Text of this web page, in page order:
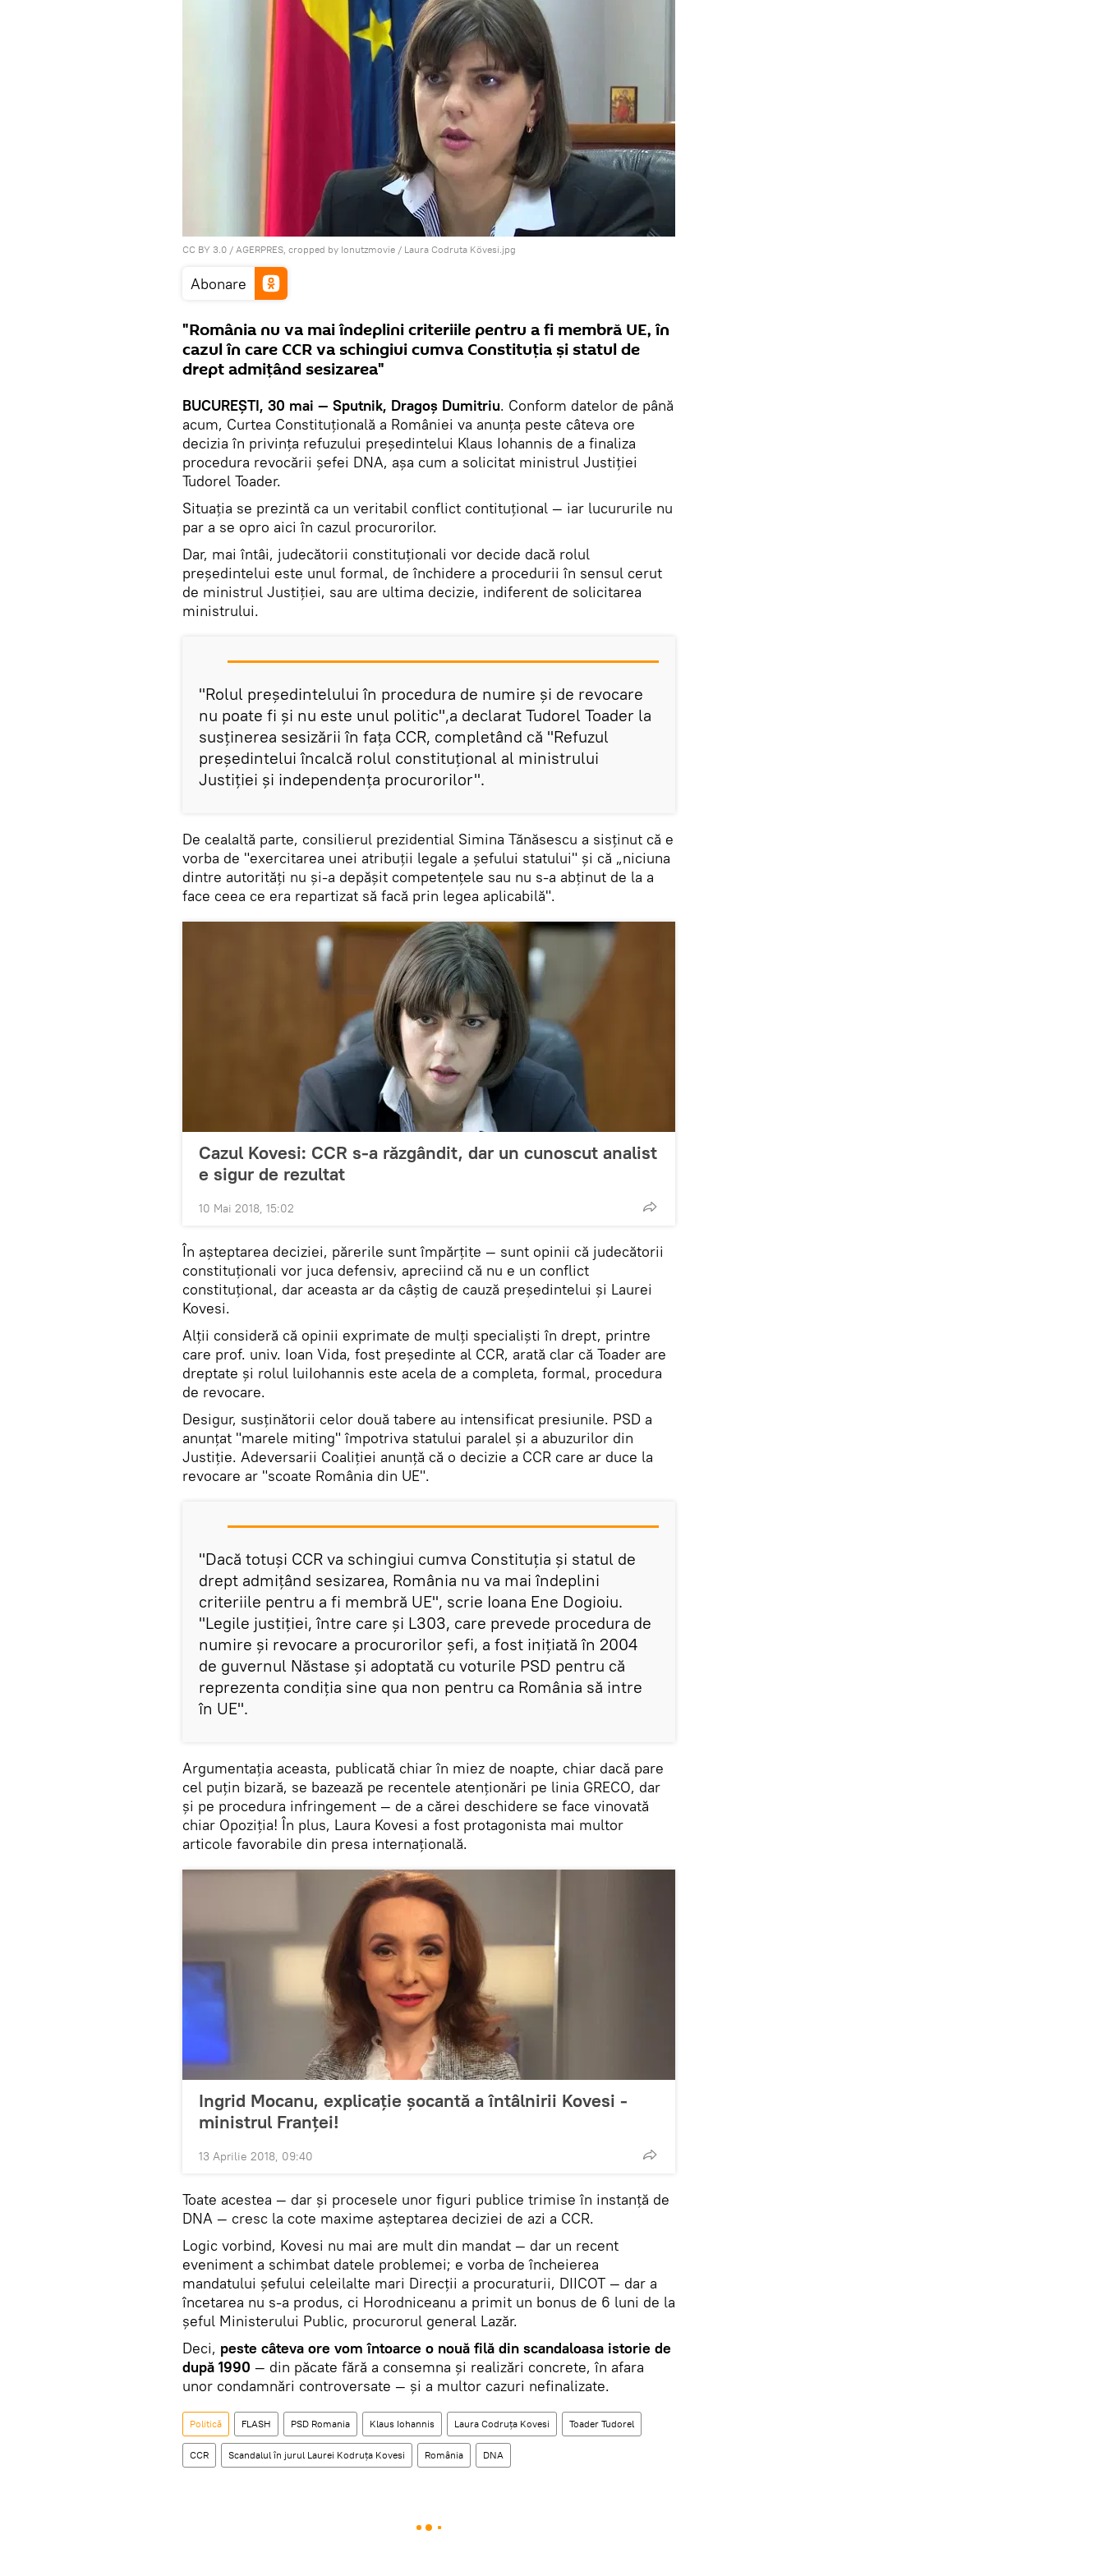
CC BY 3.0 / AGERPRES, cropped by Ionutzmovie / Laura Codruta Kövesi.jpg
Abonare
"România nu va mai îndeplini criteriile pentru a fi membră UE, în
cazul în care CCR va schingiui cumva Constituția și statul de
drept admițând sesizarea"
BUCUREȘTI, 30 mai — Sputnik, Dragoș Dumitriu. Conform datelor de până
acum, Curtea Constituțională a României va anunța peste câteva ore
decizia în privința refuzului preşedintelui Klaus Iohannis de a finaliza
procedura revocării şefei DNA, aşa cum a solicitat ministrul Justiţiei
Tudorel Toader.
Situația se prezintă ca un veritabil conflict contituțional — iar lucururile nu
par a se opro aici în cazul procurorilor.
Dar, mai întâi, judecătorii constituţionali vor decide dacă rolul
președintelui este unul formal, de închidere a procedurii în sensul cerut
de ministrul Justiției, sau are ultima decizie, indiferent de solicitarea
ministrului.
"Rolul preşedintelului în procedura de numire şi de revocare
nu poate fi şi nu este unul politic",a declarat Tudorel Toader la
susținerea sesizării în fața CCR, completând că "Refuzul
președintelui încalcă rolul constituţional al ministrului
Justiţiei şi independenţa procurorilor".
De cealaltă parte, consilierul prezidential Simina Tănăsescu a sisținut că e
vorba de "exercitarea unei atribuţii legale a şefului statului" și că „niciuna
dintre autorităţi nu şi-a depăşit competenţele sau nu s-a abţinut de la a
face ceea ce era repartizat să facă prin legea aplicabilă".
Cazul Kovesi: CCR s-a răzgândit, dar un cunoscut analist
e sigur de rezultat
10 Mai 2018, 15:02
În așteptarea deciziei, părerile sunt împărțite — sunt opinii că judecătorii
constituționali vor juca defensiv, apreciind că nu e un conflict
constituțional, dar aceasta ar da câștig de cauză președintelui și Laurei
Kovesi.
Alții consideră că opinii exprimate de mulți specialiști în drept, printre
care prof. univ. Ioan Vida, fost președinte al CCR, arată clar că Toader are
dreptate și rolul luiIohannis este acela de a completa, formal, procedura
de revocare.
Desigur, susținătorii celor două tabere au intensificat presiunile. PSD a
anunțat "marele miting" împotriva statului paralel și a abuzurilor din
Justiție. Adeversarii Coaliției anunță că o decizie a CCR care ar duce la
revocare ar "scoate România din UE".
"Dacă totuși CCR va schingiui cumva Constituția și statul de
drept admițând sesizarea, România nu va mai îndeplini
criteriile pentru a fi membră UE", scrie Ioana Ene Dogioiu.
"Legile justiției, între care și L303, care prevede procedura de
numire și revocare a procurorilor șefi, a fost inițiată în 2004
de guvernul Năstase și adoptată cu voturile PSD pentru că
reprezenta condiția sine qua non pentru ca România să intre
în UE".
Argumentația aceasta, publicată chiar în miez de noapte, chiar dacă pare
cel puțin bizară, se bazează pe recentele atenționări pe linia GRECO, dar
și pe procedura infringement — de a cărei deschidere se face vinovată
chiar Opoziția! În plus, Laura Kovesi a fost protagonista mai multor
articole favorabile din presa internațională.
Ingrid Mocanu, explicație șocantă a întâlnirii Kovesi -
ministrul Franței!
13 Aprilie 2018, 09:40
Toate acestea — dar și procesele unor figuri publice trimise în instanță de
DNA — cresc la cote maxime așteptarea deciziei de azi a CCR.
Logic vorbind, Kovesi nu mai are mult din mandat — dar un recent
eveniment a schimbat datele problemei; e vorba de încheierea
mandatului șefului celeilalte mari Direcții a procuraturii, DIICOT — dar a
încetarea nu s-a produs, ci Horodniceanu a primit un bonus de 6 luni de la
șeful Ministerului Public, procurorul general Lazăr.
Deci, peste câteva ore vom întoarce o nouă filă din scandaloasa istorie de
după 1990 — din păcate fără a consemna și realizări concrete, în afara
unor condamnări controversate — și a multor cazuri nefinalizate.
Politică FLASH PSD Romania Klaus Iohannis Laura Codruța Kovesi Toader Tudorel
CCR Scandalul în jurul Laurei Kodruța Kovesi România DNA